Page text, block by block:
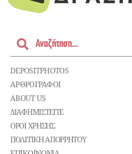
DEPOSITPHOTOS
ΑΡΘΡΟΓΡΑΦΟΙ
ABOUT US
ΔΙΑΦΗΜΙΣΤΕΊΤΕ
ΌΡΟΙ ΧΡΉΣΗΣ
ΠΟΛΙΤΙΚΉ ΑΠΟΡΡΉΤΟΥ